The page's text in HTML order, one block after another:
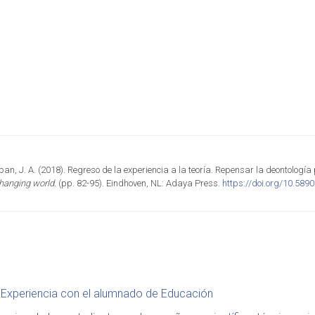
J. A. (2018). Regreso de la experiencia a la teoría. Repensar la
world. (pp. 82-95). Eindhoven, NL: Adaya Press. https://doi.org/
con el alumnado de Educación